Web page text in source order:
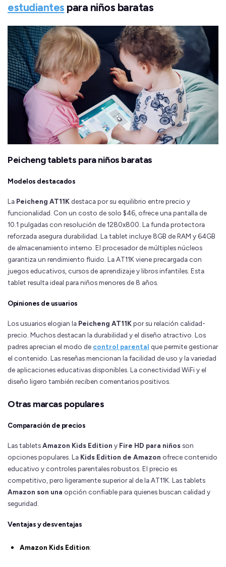
estudiantes para niños baratas
Peicheng tablets para niños baratas
Modelos destacados
La Peicheng AT11Kdestaca por su equilibrio entre precio y
funcionalidad. Con un costo de solo $46, ofrece una pantalla de
10.1 pulgadas con resolución de 1280x800. La funda protectora
reforzada asegura durabilidad. La tablet incluye 8GB de RAM y 64GB
de almacenamiento interno. El procesador de múltiples núcleos
garantiza un rendimiento fluido. La AT11K viene precargada con
juegos educativos, cursos de aprendizaje y libros infantiles. Esta
tablet resulta ideal para niños menores de 8 años.
Opiniones de usuarios
Los usuarios elogian la Peicheng AT11Kpor su relación calidad-
precio. Muchos destacan la durabilidad y el diseño atractivo. Los
padres aprecian el modo de control parental que permite gestionar
el contenido. Las reseñas mencionan la facilidad de uso y la variedad
de aplicaciones educativas disponibles. La conectividad WiFi y el
diseño ligero también reciben comentarios positivos.
Otras marcas populares
Comparación de precios
Las tabletsAmazon Kids Edition y Fire HD para niñosson
opciones populares. La Kids Edition de Amazon ofrece contenido
educativo y controles parentales robustos. El precio es
competitivo, pero ligeramente superior al de la AT11K. Las tablets
Amazon son una opción confiable para quienes buscan calidad y
seguridad.
Ventajas y desventajas
Amazon Kids Edition: